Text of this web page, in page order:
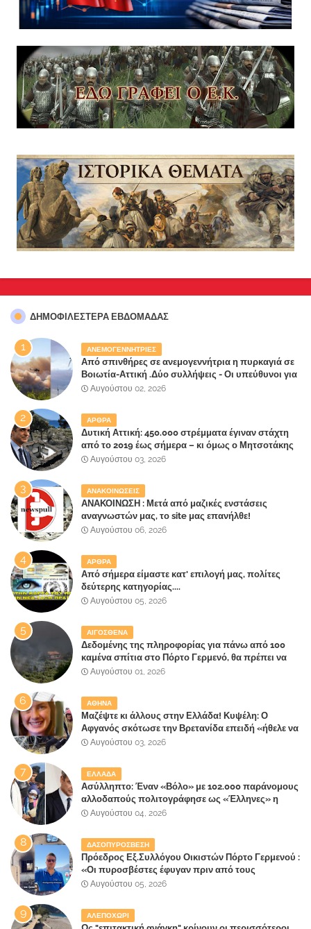
ΔΗΜΟΦΙΛΈΣΤΕΡΑ ΕΒΔΟΜΆΔΑΣ
ΑΝΕΜΟΓΕΝΝΗΤΡΙΕΣ
Από σπινθήρες σε ανεμογεννήτρια η πυρκαγιά σε
Βοιωτία-Αττική .Δύο συλλήψεις - Οι υπεύθυνοι για
την λάθος διαχείριση της κατάσβεσης θα
Αυγούστου 02, 2026
ΑΡΘΡΑ
Δυτική Αττική: 450.000 στρέμματα έγιναν στάχτη
από το 2019 έως σήμερα – κι όμως ο Μητσοτάκης
έλαβε 40% και 45% στις εκλογές του 2023,ενώ 50%
Αυγούστου 03, 2026
ΑΝΑΚΟΙΝΩΣΕΙΣ
ΑΝΑΚΟΙΝΩΣΗ : Μετά από μαζικές ενστάσεις
αναγνωστών μας, το site μας επανήλθε!
Αυγούστου 06, 2026
ΑΡΘΡΑ
Από σήμερα είμαστε κατ' επιλογή μας, πολίτες
δεύτερης κατηγορίας....
Αυγούστου 05, 2026
ΑΙΓΟΣΘΕΝΑ
Δεδομένης της πληροφορίας για πάνω από 100
καμένα σπίτια στο Πόρτο Γερμενό, θα πρέπει να
αναζητηθούν ευθύνες για την ολοσχερή
επίγειου παραδείσου της Αττικής
Αυγούστου 01, 2026
ΑΘΗΝΑ
Μαζέψτε κι άλλους στην Ελλάδα! Κυψέλη: Ο
Αφγανός σκότωσε την Βρετανίδα επειδή «ήθελε να
κάνει τη σύντροφό του χριστιανή»
Αυγούστου 03, 2026
ΕΛΛΑΔΑ
Ασύλληπτο: Έναν «Βόλο» με 102.000 παράνομους
αλλοδαπούς πολιτογράφησε ως «Έλληνες» η
κυβέρνηση!
Αυγούστου 04, 2026
ΔΑΣΟΠΥΡΟΣΒΕΣΗ
Πρόεδρος Εξ.Συλλόγου Οικιστών Πόρτο Γερμενού :
«Οι πυροσβέστες έφυγαν πριν από τους
κατοίκους»
Αυγούστου 05, 2026
ΑΛΕΠΟΧΩΡΙ